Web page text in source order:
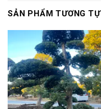
SẢN PHẨM TƯƠNG TỰ